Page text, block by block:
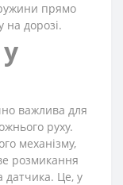
прямо
на дорозі.
важлива для
руху.
механізму,
розмикання
датчика. Це, у